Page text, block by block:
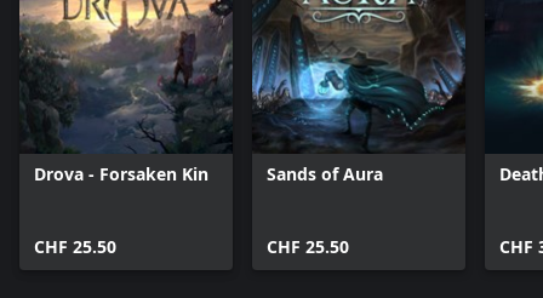
Drova - Forsaken Kin
CHF 25.50
Sands of Aura
CHF 25.50 CHF